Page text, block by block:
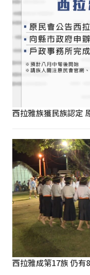
西拉雅族獲民族認定
西拉雅成第17族 仍有